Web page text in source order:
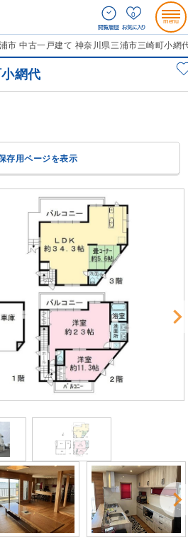
0
市 中古一戸建て 神奈川県三浦市三崎町小網
網代
存用ページを表示